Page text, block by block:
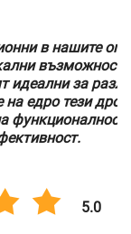
операции.
за
за различни
тези дронове
и
5.0